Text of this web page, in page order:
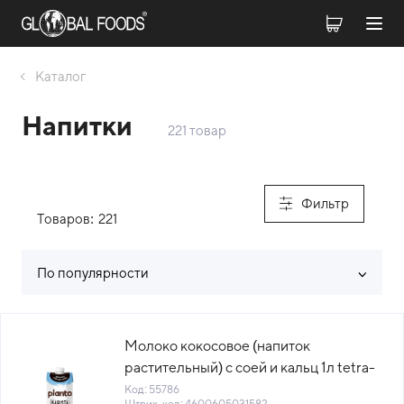
Каталог
Напитки 221 товар
Фильтр
Товаров: 221
По популярности
Молоко кокосовое (напиток
растительный) с соей и кальц 1л tetra-
pak Planto Barista (195505) (КОД
Код: 55786